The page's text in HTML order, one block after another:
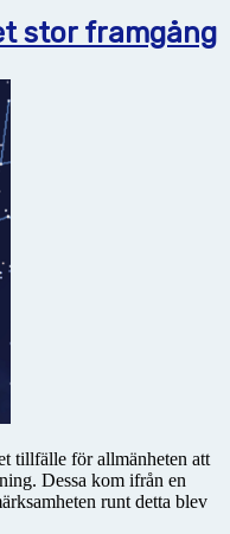
stor framgång
tillfälle för allmänheten att
Dessa kom ifrån en
runt detta blev